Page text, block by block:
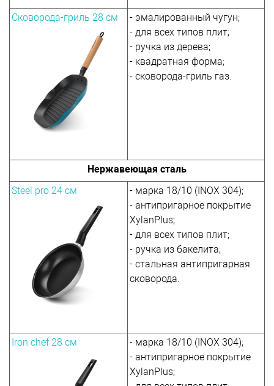
Сковорода-гриль 28 см
- эмалированный чугун;
- для всех типов плит;
- ручка из дерева;
- квадратная форма;
- сковорода-гриль газ.
Нержавеющая сталь
Steel pro 24 см
- марка 18/10 (INOX 304);
- антипригарное покрытие
XylanPlus;
- для всех типов плит;
- ручка из бакелита;
- стальная антипригарная
сковорода.
Iron chef 28 см
- марка 18/10 (INOX 304);
- антипригарное покрытие
XylanPlus;